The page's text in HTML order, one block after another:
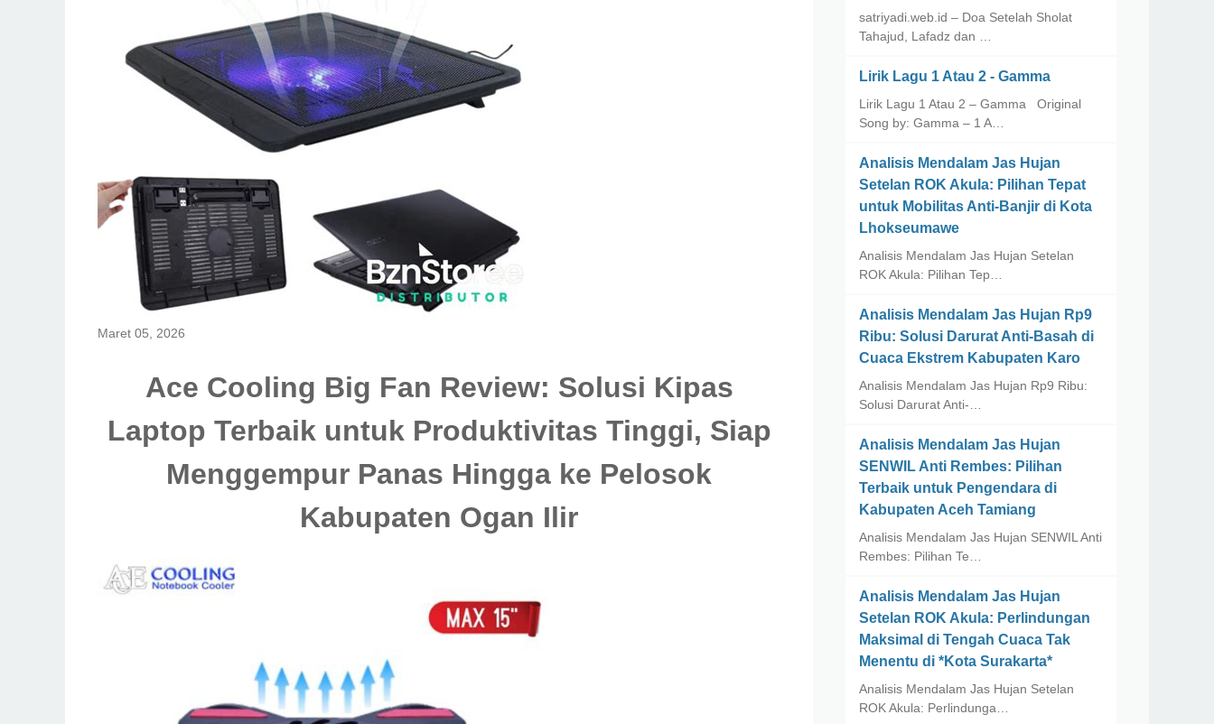
Maret 05, 2026
Ace Cooling Big Fan Review: Solusi Kipas
Laptop Terbaik untuk Produktivitas Tinggi, Siap
Menggempur Panas Hingga ke Pelosok
Kabupaten Ogan Ilir
satriyadi.web.id – Doa Setelah Sholat
Tahajud, Lafadz dan …
Lirik Lagu 1 Atau 2 - Gamma
Lirik Lagu 1 Atau 2 – Gamma Original
Song by: Gamma – 1 A…
Analisis Mendalam Jas Hujan
Setelan ROK Akula: Pilihan Tepat
untuk Mobilitas Anti-Banjir di Kota
Lhokseumawe
Analisis Mendalam Jas Hujan Setelan
ROK Akula: Pilihan Tep…
Analisis Mendalam Jas Hujan Rp9
Ribu: Solusi Darurat Anti-Basah di
Cuaca Ekstrem Kabupaten Karo
Analisis Mendalam Jas Hujan Rp9 Ribu:
Solusi Darurat Anti-…
Analisis Mendalam Jas Hujan
SENWIL Anti Rembes: Pilihan
Terbaik untuk Pengendara di
Kabupaten Aceh Tamiang
Analisis Mendalam Jas Hujan SENWIL Anti
Rembes: Pilihan Te…
Analisis Mendalam Jas Hujan
Setelan ROK Akula: Perlindungan
Maksimal di Tengah Cuaca Tak
Menentu di *Kota Surakarta*
Analisis Mendalam Jas Hujan Setelan
ROK Akula: Perlindunga…